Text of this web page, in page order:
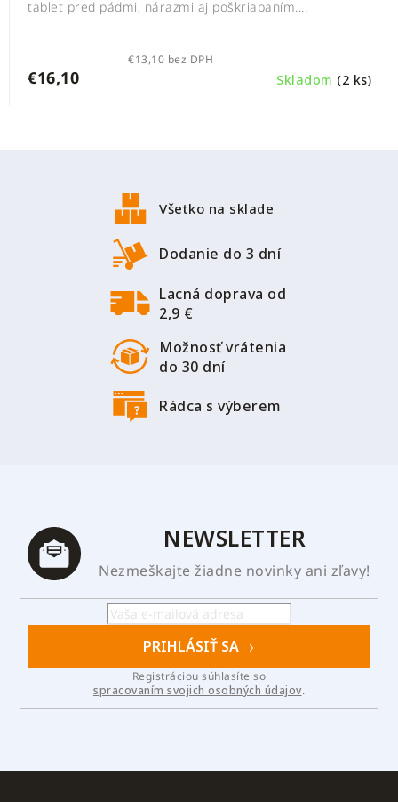
Skladom (2 ks)
€13,10 bez DPH
€16,10
tablet pred pádmi, nárazmi aj poškriabaním....
Všetko na sklade
Dodanie do 3 dní
Lacná doprava od
2,9 €
Možnosť vrátenia
do 30 dní
Rádca s výberem
NEWSLETTER
Nezmeškajte žiadne novinky ani zľavy!
PRIHLÁSIŤ SA
spracovaním svojich osobných údajov.